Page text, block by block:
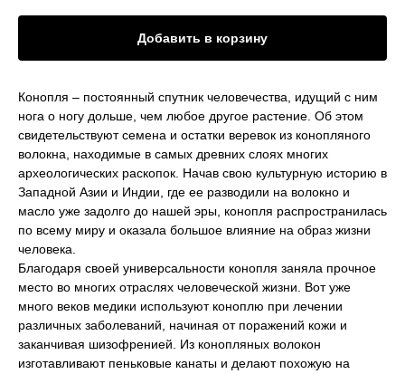
Добавить в корзину
Конопля – постоянный спутник человечества, идущий с ним
нога о ногу дольше, чем любое другое растение. Об этом
свидетельствуют семена и остатки веревок из конопляного
волокна, находимые в самых древних слоях многих
археологических раскопок. Начав свою культурную историю в
Западной Азии и Индии, где ее разводили на волокно и
масло уже задолго до нашей эры, конопля распространилась
по всему миру и оказала большое влияние на образ жизни
человека.
Благодаря своей универсальности конопля заняла прочное
место во многих отраслях человеческой жизни. Вот уже
много веков медики используют коноплю при лечении
различных заболеваний, начиная от поражений кожи и
заканчивая шизофренией. Из конопляных волокон
изготавливают пеньковые канаты и делают похожую на